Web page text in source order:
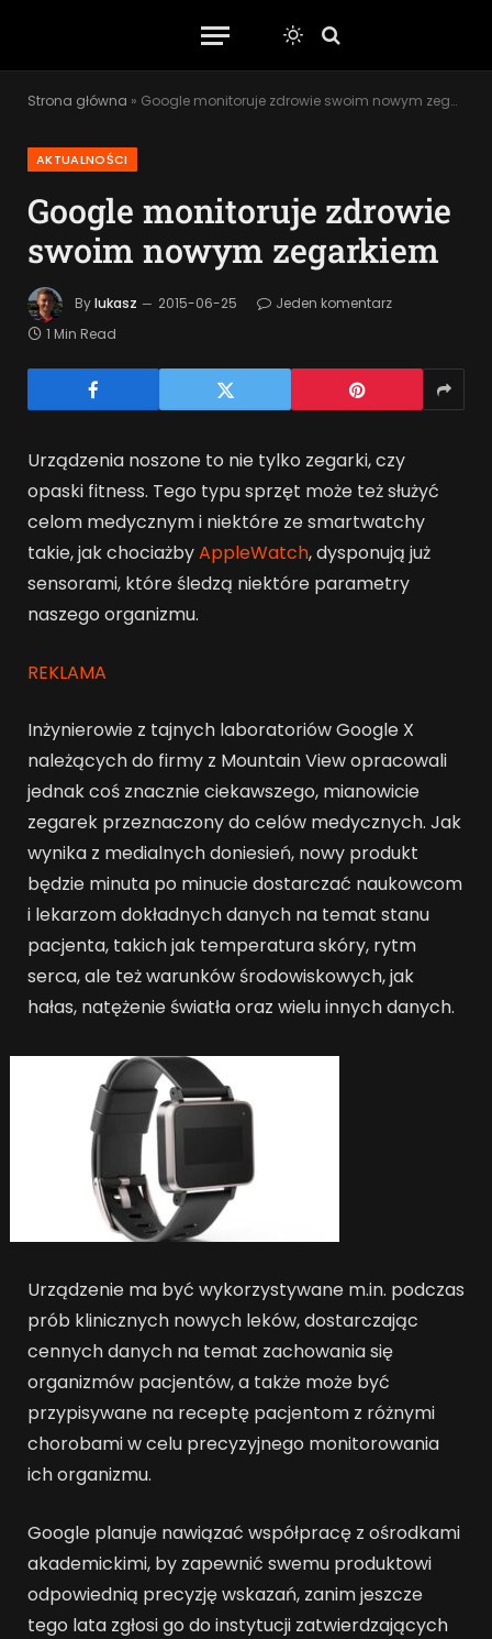
Strona główna » Google monitoruje zdrowie swoim nowym zegarkiem
AKTUALNOŚCI
Google monitoruje zdrowie
swoim nowym zegarkiem
Bylukasz 2015-06-25
Jeden komentarz
1 Min Read
Urządzenia noszone to nie tylko zegarki, czy
opaski fitness. Tego typusprzęt może też służyć
celom medycznym i niektóre ze smartwatchy
takie, jak chociażbyAppleWatch, dysponują już
sensorami, które śledzą niektóre parametry
naszego organizmu.
REKLAMA
Inżynierowie z tajnych laboratoriów Google X
należących do firmy z Mountain View opracowali
jednak coś znacznie ciekawszego, mianowicie
zegarek przeznaczony do celów medycznych. Jak
wynika z medialnych doniesień, nowy produkt
będzie minuta po minucie dostarczać naukowcom
i lekarzom dokładnych danych na temat stanu
pacjenta, takich jak temperatura skóry, rytm
serca, ale też warunków środowiskowych, jak
hałas, natężenie światła oraz wielu innych danych.
Urządzenie ma być wykorzystywane m.in. podczas
prób klinicznych nowych leków, dostarczając
cennych danych na temat zachowania się
organizmów pacjentów, a także może być
przypisywane na receptę pacjentom z różnymi
chorobami w celu precyzyjnego monitorowania
ich organizmu.
Google planuje nawiązać współpracę z ośrodkami
akademickimi, by zapewnić swemu produktowi
odpowiednią precyzję wskazań, zanim jeszcze
tego lata zgłosi go do instytucji zatwierdzających